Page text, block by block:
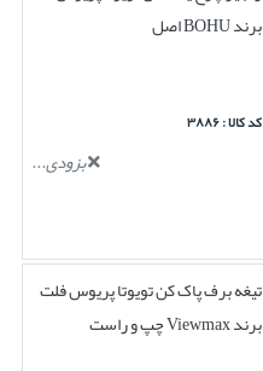
برند BOHU اصل
کد کالا : ۳۸۸۶
بزودی...
تیغه برف پاک کن تویوتا پریوس فلت
برند Viewmax چپ و راست